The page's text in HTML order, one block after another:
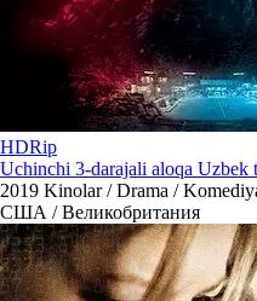
HDRip
Uchinchi 3-darajali aloqa Uzbek
2019 Kinolar / Drama /
США / Великобритания